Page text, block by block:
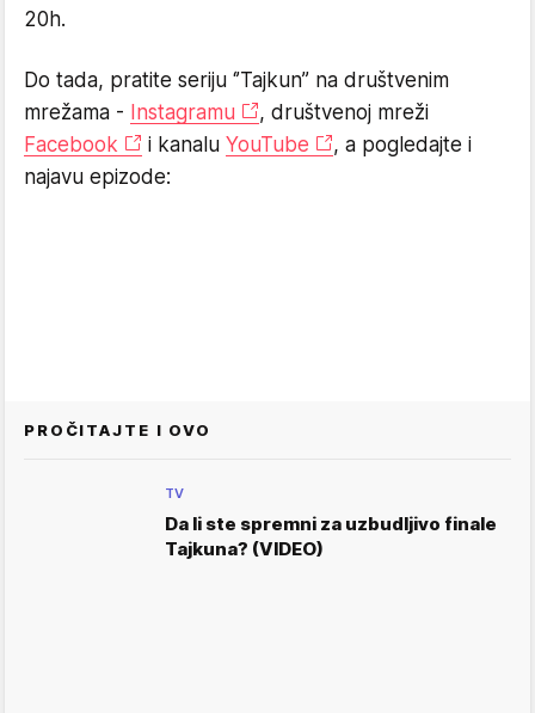
20h.
Do tada, pratite seriju ‘’Tajkun’’ na društvenim
mrežama - Instagramu
, društvenoj mreži
Facebook
i kanalu YouTube
, a pogledajte i
najavu epizode:
PROČITAJTE I OVO
TV
Da li ste spremni za uzbudljivo finale
Tajkuna? (VIDEO)